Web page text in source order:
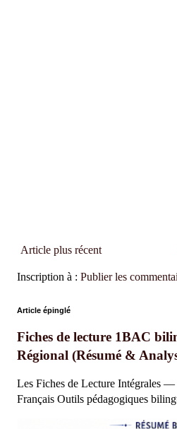
Article plus récent
Inscription à : Publier les
Article épinglé
Fiches de lecture 1BAC
Les Fiches de Lecture Intégrales
Français Outils pédagogiques